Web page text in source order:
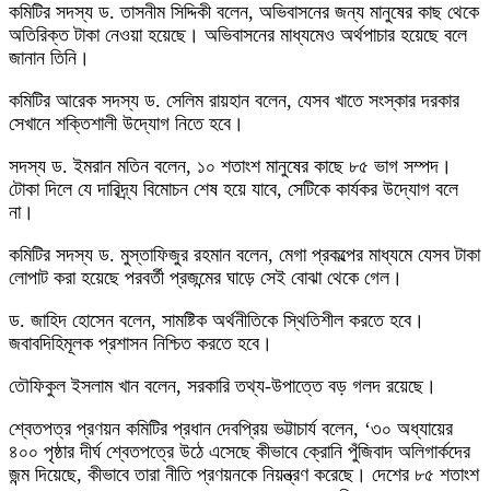
কমিটির সদস্য ড. তাসনীম সিদ্দিকী বলেন, অভিবাসনের জন্য মানুষের কাছ থেকে
অতিরিক্ত টাকা নেওয়া হয়েছে। অভিবাসনের মাধ্যমেও অর্থপাচার হয়েছে বলে
জানান তিনি।
কমিটির আরেক সদস্য ড. সেলিম রায়হান বলেন, যেসব খাতে সংস্কার দরকার
সেখানে শক্তিশালী উদ্যোগ নিতে হবে।
সদস্য ড. ইমরান মতিন বলেন, ১০ শতাংশ মানুষের কাছে ৮৫ ভাগ সম্পদ।
টোকা দিলে যে দারিদ্র্য বিমোচন শেষ হয়ে যাবে, সেটিকে কার্যকর উদ্যোগ বলে
না।
কমিটির সদস্য ড. মুস্তাফিজুর রহমান বলেন, মেগা প্রকল্পের মাধ্যমে যেসব টাকা
লোপাট করা হয়েছে পরবর্তী প্রজন্মের ঘাড়ে সেই বোঝা থেকে গেল।
ড. জাহিদ হোসেন বলেন, সামষ্টিক অর্থনীতিকে স্থিতিশীল করতে হবে।
জবাবদিহিমূলক প্রশাসন নিশ্চিত করতে হবে।
তৌফিকুল ইসলাম খান বলেন, সরকারি তথ্য-উপাত্তে বড় গলদ রয়েছে।
শ্বেতপত্র প্রণয়ন কমিটির প্রধান দেবপ্রিয় ভট্টাচার্য বলেন, ‘৩০ অধ্যায়ের
৪০০ পৃষ্ঠার দীর্ঘ শ্বেতপত্রে উঠে এসেছে কীভাবে ক্রোনি পুঁজিবাদ অলিগার্কদের
জন্ম দিয়েছে, কীভাবে তারা নীতি প্রণয়নকে নিয়ন্ত্রণ করেছে। দেশের ৮৫ শতাংশ